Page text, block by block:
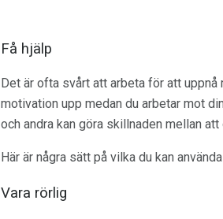
Få hjälp
Det är ofta svårt att arbeta för att
motivation upp medan du arbetar mot
och andra kan göra skillnaden mellan
Här är några sätt på vilka du kan
Vara rörlig